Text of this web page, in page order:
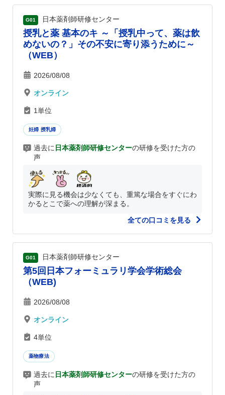
G01 日本薬剤師研修センター
授乳と薬 基本のキ ～「授乳中って、薬は飲
めないの？」その不安に寄り添うために～
（WEB）
2026/08/08
オンライン
1単位
妊婦 授乳婦
過去に 日本薬剤師研修センターの研修を受けた方の
声
実際に見る機会は少なくても、重篤な場合をすぐにわ
かるとこで薬への理解が深まる。
全ての口コミを見る
G01 日本薬剤師研修センター
第5回日本フォーミュラリ学会学術総会
（WEB)
2026/08/08
オンライン
4単位
薬物療法
過去に 日本薬剤師研修センターの研修を受けた方の
声